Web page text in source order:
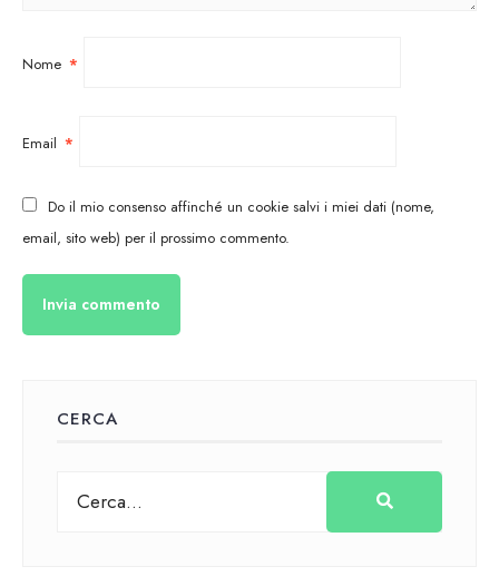
Nome *
Email *
Do il mio consenso affinché un cookie salvi i miei dati (nome,
email, sito web) per il prossimo commento.
CERCA